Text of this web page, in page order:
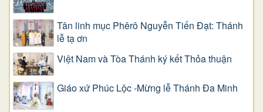
Tân linh mục Phêrô Nguyễn Tiến Đạt: Thánh
lễ tạ ơn
Việt Nam và Tòa Thánh ký kết Thỏa thuận
Giáo xứ Phúc Lộc -Mừng lễ Thánh Đa Minh